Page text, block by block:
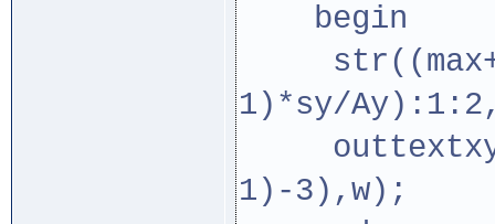
begin
1)*sy/
1)-3),w);